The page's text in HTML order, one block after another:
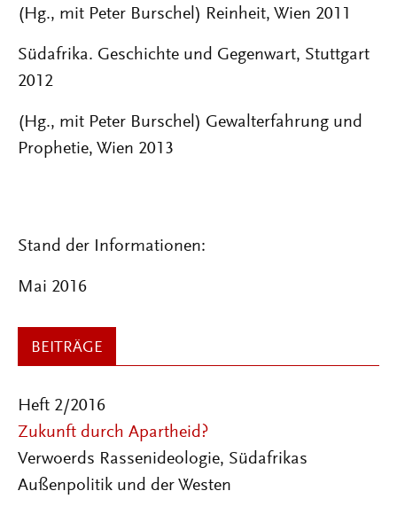
(Hg., mit Peter Burschel) Reinheit, Wien 2011
Südafrika. Geschichte und Gegenwart, Stuttgart
2012
(Hg., mit Peter Burschel) Gewalterfahrung und
Prophetie, Wien 2013
Stand der Informationen:
Mai 2016
BEITRÄGE
Heft 2/2016
Zukunft durch Apartheid?
Verwoerds Rassenideologie, Südafrikas
Außenpolitik und der Westen